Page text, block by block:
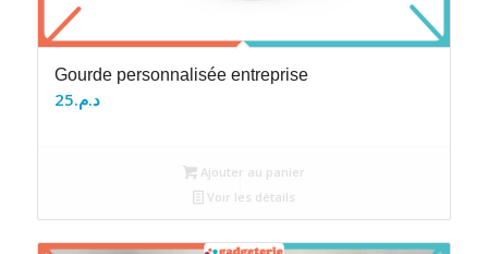
Gourde personnalisée entreprise
د.م.25
Ajouter au panier
Voir les détails